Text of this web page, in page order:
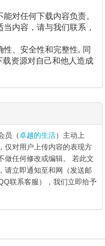
对任何下载内容负责。
内容，请与我们联系，
、安全性和完整性, 同
资源对自己和他人造成
员（卓越的生活）主动上
仅对用户上传内容的表现方
做任何修改或编辑。 若此文
请立即通知至和网（发送邮
联系客服），我们立即给予